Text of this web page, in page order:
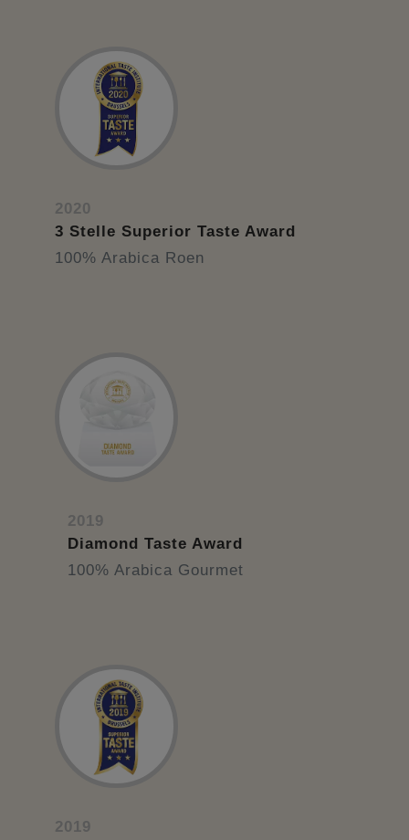
2020
3 Stelle Superior Taste Award
100% Arabica Roen
2019
Diamond Taste Award
100% Arabica Gourmet
2019